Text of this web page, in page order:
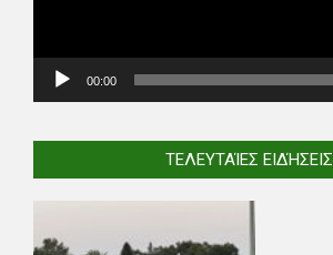
00:00
ΤΕΛΕΥΤΑΊΕΣ ΕΙΔΉΣΕΙΣ